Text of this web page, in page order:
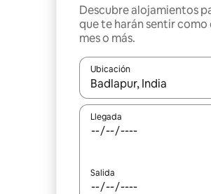
Descubre alojamientos
que te harán sentir como
mes o más.
Ubicación
Cuando los resultados
Llegada
Salida